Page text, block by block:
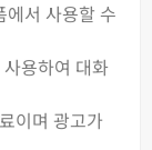
서 사용할 수
용하여 대화
이며 광고가